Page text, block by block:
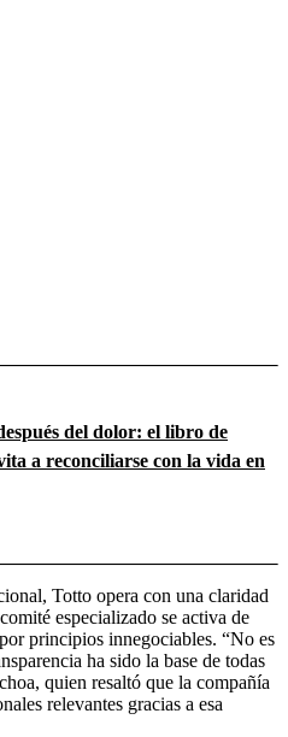
del dolor: el libro de
a reconciliarse con la vida en
Totto opera con una claridad
especializado se activa de
principios innegociables. “No es
ha sido la base de todas
quien resaltó que la compañía
relevantes gracias a esa